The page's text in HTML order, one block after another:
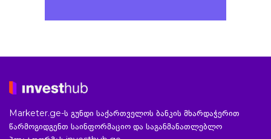
Marketer.ge-ს გუნდი საქართველოს ბანკის მხარდაჭერით
წარმოგიდგენთ საინფორმაციო და საგანმანათლებლო